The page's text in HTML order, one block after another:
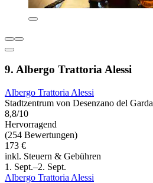
9. Albergo Trattoria Alessi
Albergo Trattoria Alessi
Stadtzentrum von Desenzano del Garda
8,8/10
Hervorragend
(254 Bewertungen)
173 €
inkl. Steuern & Gebühren
1. Sept.–2. Sept.
Albergo Trattoria Alessi